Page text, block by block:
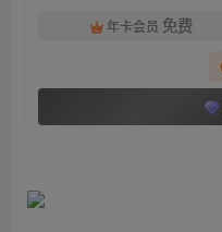
年卡会员 免费